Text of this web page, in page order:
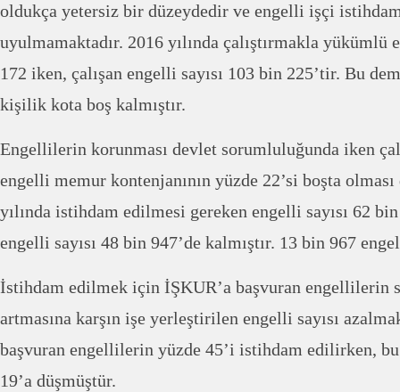
oldukça yetersiz bir düzeydedir ve engelli işçi
uyulmamaktadır. 2016 yılında çalıştırmakla yükümlü
172 iken, çalışan engelli sayısı 103 bin 225’tir. Bu
kişilik kota boş kalmıştır.
Engellilerin korunması devlet sorumluluğunda iken
engelli memur kontenjanının yüzde 22’si boşta
yılında istihdam edilmesi gereken engelli sayısı 62
engelli sayısı 48 bin 947’de kalmıştır. 13 bin 967
İstihdam edilmek için İŞKUR’a başvuran engellilerin
artmasına karşın işe yerleştirilen engelli sayısı
başvuran engellilerin yüzde 45’i istihdam edilirken, bu
19’a düşmüştür.